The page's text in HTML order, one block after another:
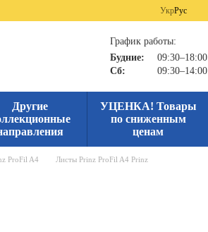
УкрРус
График работы:
Будние:
09:30–18:00
Сб:
09:30–14:00
Другие
УЦЕНКА! Товары
по сниженным
ценам
ProFil A4 Листы Prinz ProFil A4 Prinz